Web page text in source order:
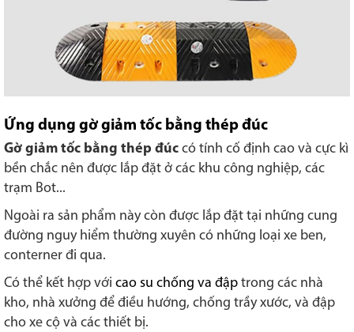
Ứng dụng gờ giảm tốc bằng thép đúc
Gờ giảm tốc bằng thép đúc có tính cố định cao và cực kì
bền chắc nên được lắp đặt ở các khu công nghiệp, các
trạm Bot...
Ngoài ra sản phẩm này còn được lắp đặt tại những cung
đường nguy hiểm thường xuyên có những loại xe ben,
conterner đi qua.
Có thể kết hợp với cao su chống va đập trong các nhà
kho, nhà xưởng để điều hướng, chống trầy xước, và đập
cho xe cộ và các thiết bị.